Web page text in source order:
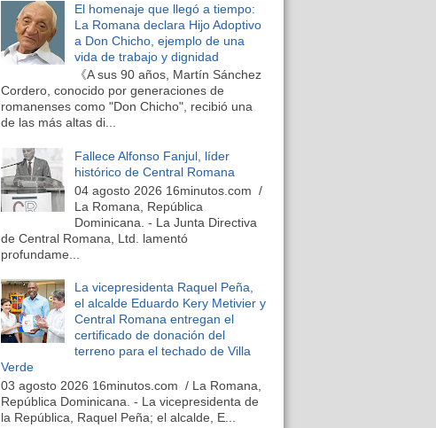
El homenaje que llegó a tiempo:
La Romana declara Hijo Adoptivo
a Don Chicho, ejemplo de una
vida de trabajo y dignidad
《A sus 90 años, Martín Sánchez
Cordero, conocido por generaciones de
romanenses como "Don Chicho", recibió una
de las más altas di...
Fallece Alfonso Fanjul, líder
histórico de Central Romana
04 agosto 2026 16minutos.com /
La Romana, República
Dominicana. - La Junta Directiva
de Central Romana, Ltd. lamentó
profundame...
La vicepresidenta Raquel Peña,
el alcalde Eduardo Kery Metivier y
Central Romana entregan el
certificado de donación del
terreno para el techado de Villa
Verde
03 agosto 2026 16minutos.com / La Romana,
República Dominicana. - La vicepresidenta de
la República, Raquel Peña; el alcalde, E...